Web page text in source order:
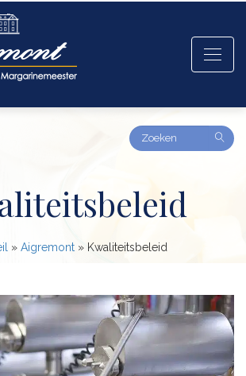
Amount
(in
» Aigremont» Kwaliteitsbeleid